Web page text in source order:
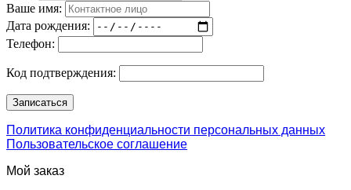
Ваше имя:
Дата рождения:
Телефон:
Код подтверждения:
Политика конфиденциальности персональных данных
Пользовательское соглашение
Мой заказ